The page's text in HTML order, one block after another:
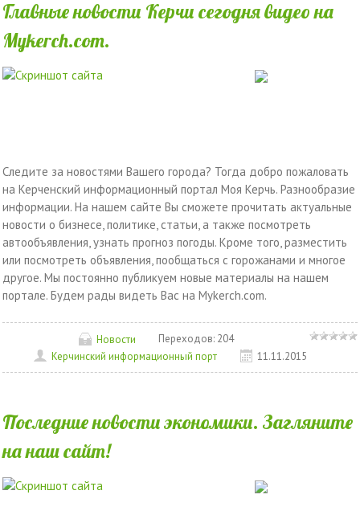
Главные новости Керчи сегодня видео на
Mykerch.com.
Следите за новостями Вашего города? Тогда добро пожаловать
на Керченский информационный портал Моя Керчь. Разнообразие
информации. На нашем сайте Вы сможете прочитать актуальные
новости о бизнесе, политике, статьи, а также посмотреть
автообъявления, узнать прогноз погоды. Кроме того, разместить
или посмотреть объявления, пообщаться с горожанами и многое
другое. Мы постоянно публикуем новые материалы на нашем
портале. Будем рады видеть Вас на Mykerch.com.
Новости Переходов: 204
Керчинский информационный порт
11.11.2015
Последние новости экономики. Загляните
на наш сайт!